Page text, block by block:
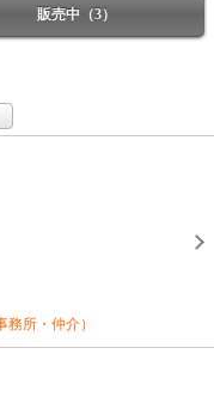
販売中（3）
所・仲介）